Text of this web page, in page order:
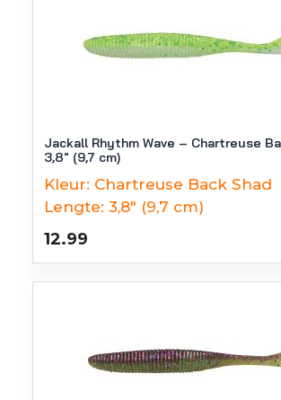
Jackall Rhythm Wave – Chartreuse
3,8″ (9,7 cm)
Kleur: Chartreuse Back Shad
Lengte: 3,8" (9,7 cm)
12.99